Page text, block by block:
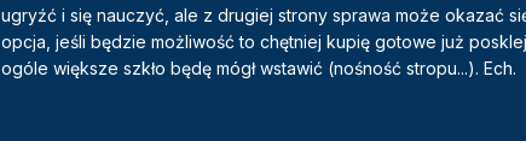
ugryźć i się nauczyć, ale z drugiej strony sprawa może okazać
opcja, jeśli będzie możliwość to chętniej kupię gotowe już
ogóle większe szkło będę mógł wstawić (nośność stropu...). Ech.